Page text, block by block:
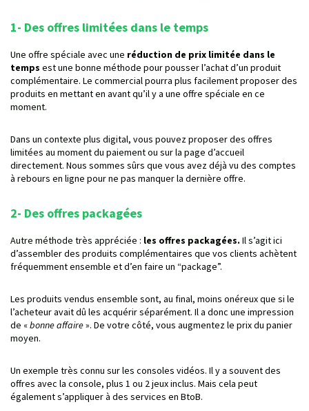
1- Des offres limitées dans le temps
Une offre spéciale avec une réduction de prix limitée dans le
temps est une bonne méthode pour pousser l’achat d’un produit
complémentaire. Le commercial pourra plus facilement proposer des
produits en mettant en avant qu’il y a une offre spéciale en ce
moment.
Dans un contexte plus digital, vous pouvez proposer des offres
limitées au moment du paiement ou sur la page d’accueil
directement. Nous sommes sûrs que vous avez déjà vu des comptes
à rebours en ligne pour ne pas manquer la dernière offre.
2- Des offres packagées
Autre méthode très appréciée : les offres packagées. Il s’agit ici
d’assembler des produits complémentaires que vos clients achètent
fréquemment ensemble et d’en faire un “package”.
Les produits vendus ensemble sont, au final, moins onéreux que si le
l’acheteur avait dû les acquérir séparément. Il a donc une impression
de «bonne affaire». De votre côté, vous augmentez le prix du panier
moyen.
Un exemple très connu sur les consoles vidéos. Il y a souvent des
offres avec la console, plus 1 ou 2 jeux inclus. Mais cela peut
également s’appliquer à des services en BtoB.